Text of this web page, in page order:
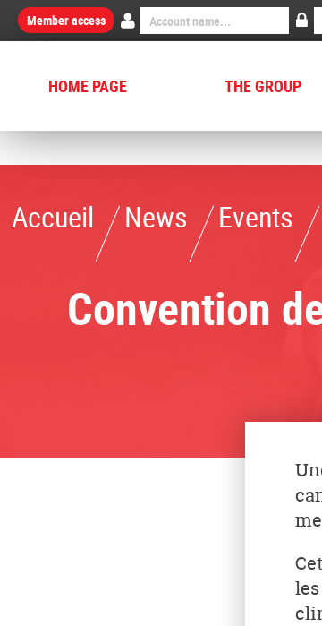
Member access
HOME PAGE THE GROUP
Accueil News Events
Convention